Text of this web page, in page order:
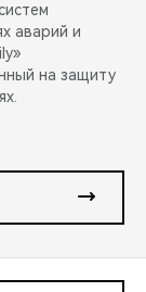
аварий и
на защиту